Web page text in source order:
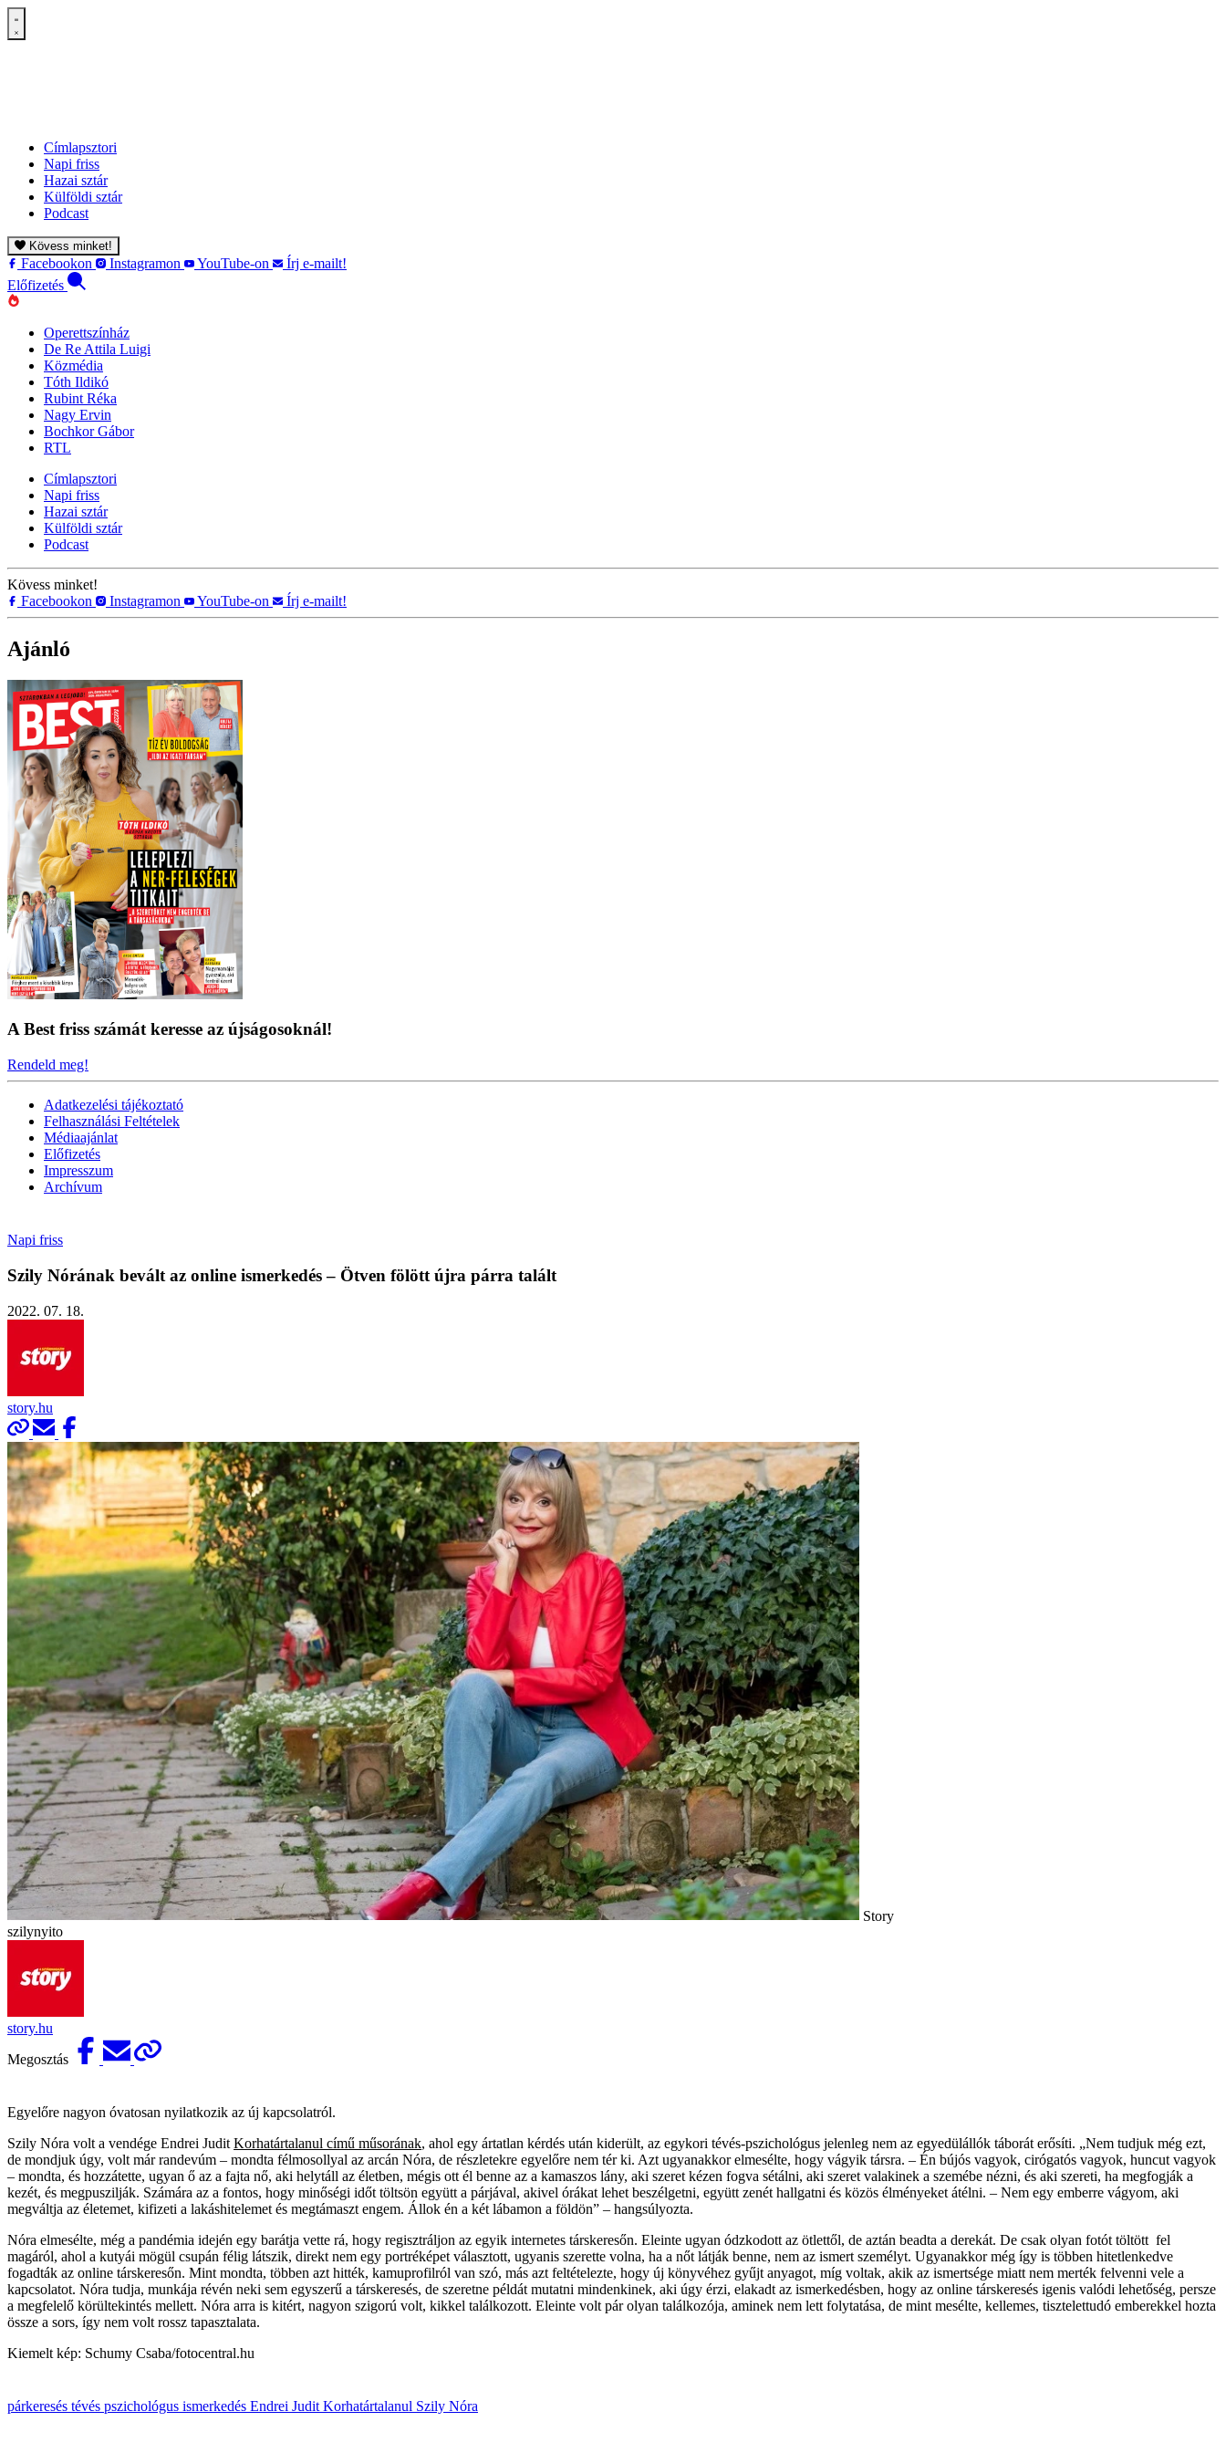
Címlapsztori
Napi friss
Hazai sztár
Külföldi sztár
Podcast
Kövess minket!
Facebookon Instagramon YouTube-on
Írj e-mailt!
Előfizetés
Operettszínház
De Re Attila Luigi
Közmédia
Tóth Ildikó
Rubint Réka
Nagy Ervin
Bochkor Gábor
RTL
Címlapsztori
Napi friss
Hazai sztár
Külföldi sztár
Podcast
Kövess minket!
Facebookon
Instagramon YouTube-on Írj e-mailt!
Ajánló
A Best friss számát keresse az újságosoknál!
Rendeld meg!
Adatkezelési tájékoztató
Felhasználási Feltételek
Médiaajánlat
Előfizetés
Impresszum
Archívum
Napi friss
Szily Nórának bevált az online ismerkedés – Ötven fölött újra párra talált
2022. 07. 18.
story.hu
Story
szilynyito
story.hu
Megosztás
Egyelőre nagyon óvatosan nyilatkozik az új kapcsolatról.
Szily Nóra volt a vendége Endrei Judit Korhatártalanul című műsorának, ahol egy ártatlan kérdés után kiderült, az egykori tévés-pszichológus jelenleg nem az egyedülállók táborát erősíti. „Nem tudjuk még ezt,
de mondjuk úgy, volt már randevúm – mondta félmosollyal az arcán Nóra, de részletekre egyelőre nem tér ki. Azt ugyanakkor elmesélte, hogy vágyik társra. – Én bújós vagyok, cirógatós vagyok, huncut vagyok
– mondta, és hozzátette, ugyan ő az a fajta nő, aki helytáll az életben, mégis ott él benne az a kamaszos lány, aki szeret kézen fogva sétálni, aki szeret valakinek a szemébe nézni, és aki szereti, ha megfogják a
kezét, és megpuszilják. Számára az a fontos, hogy minőségi időt töltsön együtt a párjával, akivel órákat lehet beszélgetni, együtt zenét hallgatni és közös élményeket átélni. – Nem egy emberre vágyom, aki
megváltja az életemet, kifizeti a lakáshitelemet és megtámaszt engem. Állok én a két lábamon a földön” – hangsúlyozta.
Nóra elmesélte, még a pandémia idején egy barátja vette rá, hogy regisztráljon az egyik internetes társkeresőn. Eleinte ugyan ódzkodott az ötlettől, de aztán beadta a derekát. De csak olyan fotót töltött fel
magáról, ahol a kutyái mögül csupán félig látszik, direkt nem egy portréképet választott, ugyanis szerette volna, ha a nőt látják benne, nem az ismert személyt. Ugyanakkor még így is többen hitetlenkedve
fogadták az online társkeresőn. Mint mondta, többen azt hitték, kamuprofilról van szó, más azt feltételezte, hogy új könyvéhez gyűjt anyagot, míg voltak, akik az ismertsége miatt nem merték felvenni vele a
kapcsolatot. Nóra tudja, munkája révén neki sem egyszerű a társkeresés, de szeretne példát mutatni mindenkinek, aki úgy érzi, elakadt az ismerkedésben, hogy az online társkeresés igenis valódi lehetőség, persze
a megfelelő körültekintés mellett. Nóra arra is kitért, nagyon szigorú volt, kikkel találkozott. Eleinte volt pár olyan találkozója, aminek nem lett folytatása, de mint mesélte, kellemes, tisztelettudó emberekkel hozta
össze a sors, így nem volt rossz tapasztalata.
Kiemelt kép: Schumy Csaba/fotocentral.hu
párkeresés tévés pszichológus ismerkedés Endrei Judit Korhatártalanul Szily Nóra